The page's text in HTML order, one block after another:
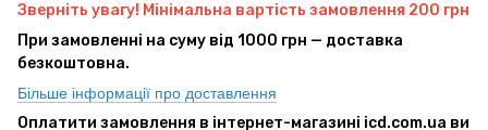
Зверніть увагу! Мінімальна вартість замовлення 200 грн
При замовленні на суму від 1000 грн — доставка
безкоштовна.
Більше інформації про доставлення
Оплатити замовлення в інтернет-магазині icd.com.ua ви